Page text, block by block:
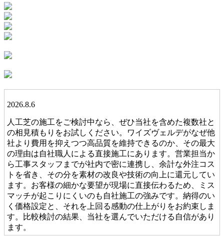
2026.8.6
人工芝の施工をご検討中なら、ぜひ当社を含めた複数社と
の相見積もりをお試しください。ワイズヴェルデがなぜ他
社より費用を抑えつつ高品質を維持できるのか、その最大
の理由は自社職人による直接施工にあります。営業担当か
ら工事スタッフまでが社内で密に連携し、余計な外注コス
トを省き、その分を素材の改良や技術の向上に還元してい
ます。お客様の細かな要望が現場に直接伝わるため、ミス
マッチが起こりにくいのも自社施工の強みです。納得のい
く価格設定と、それを上回る感動の仕上がりをお約束しま
す。比較検討の結果、当社を選んでいただける自信があり
ます。